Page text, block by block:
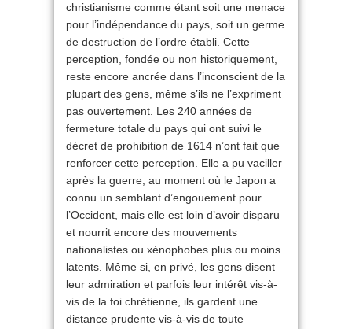
christianisme comme étant soit une menace
pour l’indépendance du pays, soit un germe
de destruction de l’ordre établi. Cette
perception, fondée ou non historiquement,
reste encore ancrée dans l’inconscient de la
plupart des gens, même s’ils ne l’expriment
pas ouvertement. Les 240 années de
fermeture totale du pays qui ont suivi le
décret de prohibition de 1614 n’ont fait que
renforcer cette perception. Elle a pu vaciller
après la guerre, au moment où le Japon a
connu un semblant d’engouement pour
l’Occident, mais elle est loin d’avoir disparu
et nourrit encore des mouvements
nationalistes ou xénophobes plus ou moins
latents. Même si, en privé, les gens disent
leur admiration et parfois leur intérêt vis-à-
vis de la foi chrétienne, ils gardent une
distance prudente vis-à-vis de toute